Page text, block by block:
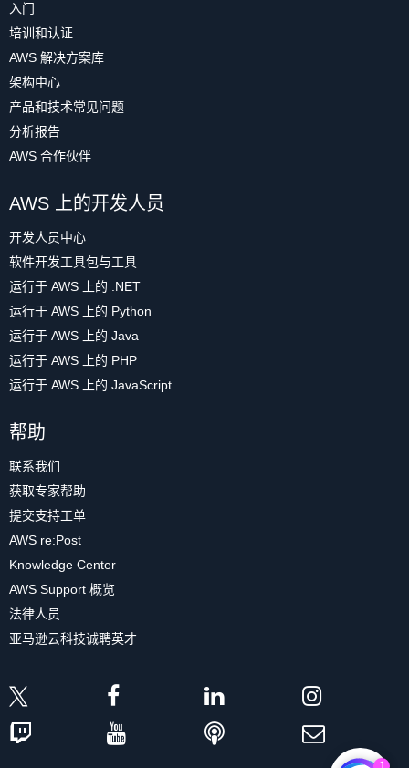
入门
培训和认证
AWS 解决方案库
架构中心
产品和技术常见问题
分析报告
AWS 合作伙伴
AWS 上的开发人员
开发人员中心
软件开发工具包与工具
运行于 AWS 上的 .NET
运行于 AWS 上的 Python
运行于 AWS 上的 Java
运行于 AWS 上的 PHP
运行于 AWS 上的 JavaScript
帮助
联系我们
获取专家帮助
提交支持工单
AWS re:Post
Knowledge Center
AWS Support 概览
法律人员
亚马逊云科技诚聘英才
1